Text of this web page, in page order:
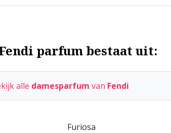
parfum bestaat uit:
alle damesparfum van Fendi
Furiosa